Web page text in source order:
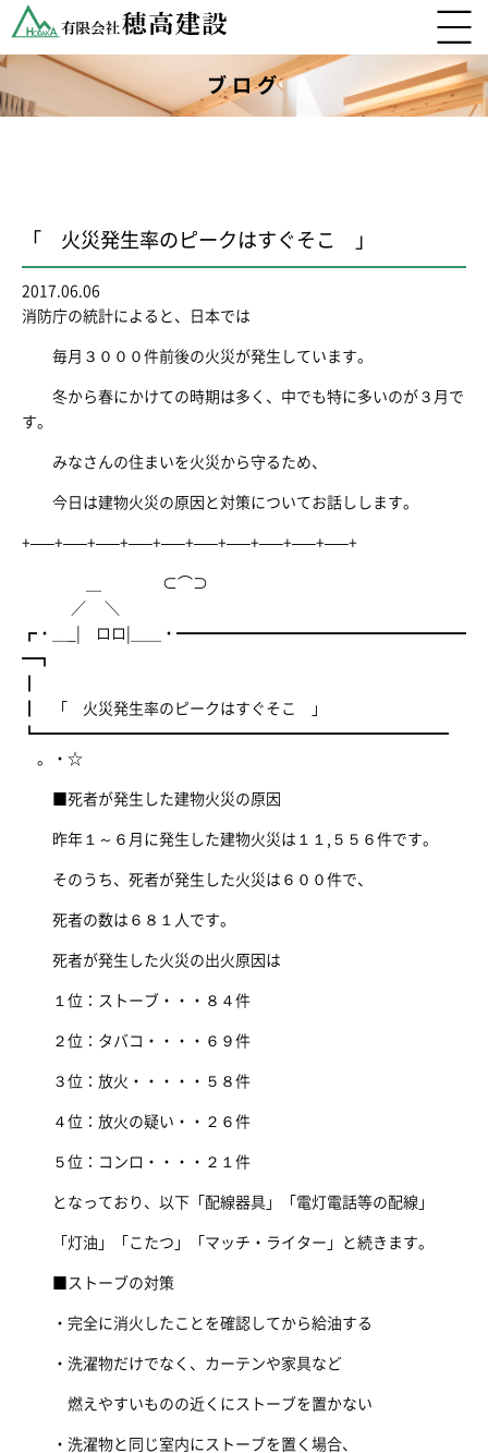
ブログ
「 火災発生率のピークはすぐそこ 」
2017.06.06
消防庁の統計によると、日本では
毎月３０００件前後の火災が発生しています。
冬から春にかけての時期は多く、中でも特に多いのが３月で
す。
みなさんの住まいを火災から守るため、
今日は建物火災の原因と対策についてお話しします。
+—–+—–+—–+—–+—–+—–+—–+—–+—–+—–+
＿ ⊂⌒⊃
／ ＼
┏・＿_| ロロ|＿＿・━━━━━━━━━━━━━━━━━━━
━┓
┃ 「 火災発生率のピークはすぐそこ 」
┗━━━━━━━━━━━━━━━━━━━━━━━━━━━
。・☆
■死者が発生した建物火災の原因
昨年１～６月に発生した建物火災は１１,５５６件です。
そのうち、死者が発生した火災は６００件で、
死者の数は６８１人です。
死者が発生した火災の出火原因は
１位：ストーブ・・・８４件
２位：タバコ・・・・６９件
３位：放火・・・・・５８件
４位：放火の疑い・・２６件
５位：コンロ・・・・２１件
となっており、以下「配線器具」「電灯電話等の配線」
「灯油」「こたつ」「マッチ・ライター」と続きます。
■ストーブの対策
・完全に消火したことを確認してから給油する
・洗濯物だけでなく、カーテンや家具など
燃えやすいものの近くにストーブを置かない
・洗濯物と同じ室内にストーブを置く場合、